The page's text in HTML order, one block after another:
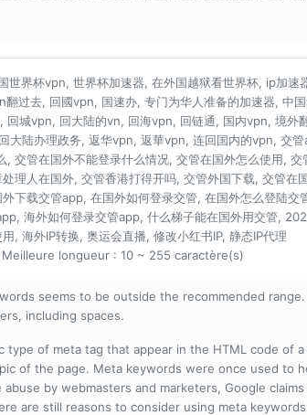
世界杯vpn, 世界杯加速器, 在外国越狱看世界杯, ip加
过去, 回國vpn, 国速办, 专门为华人准备的加速器, 中
回城vpn, 回大陆的vn, 回海vpn, 回链通, 国内vpn, 境外
大陆办理政务, 返华vpn, 返華vpn, 连回国内的vpn, 交
, 交管在国外不能登录什么情况, 交管在国外怎么使用,
理人在国外, 交管香港打得开吗, 交管外国下载, 交管在
下载交管app, 在国外如何登录交管, 在国外怎么登陆交
海外如何登录交管app, 什么梯子能在国外用交管,
, 海外IP转换, 奥运会直播, 修改小红书IP, 静态IP代理
longueur : 10 ~ 255 caractère(s)
seems to be outside the recommended
including spaces.
type of meta tag that appear in the HTML code of
of the page. Meta keywords were once used to
by webmasters and marketers, Google
are still reasons to consider using meta